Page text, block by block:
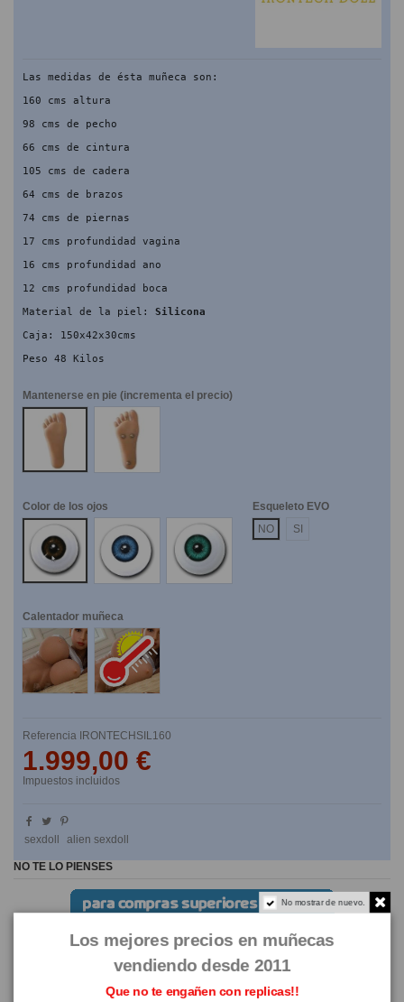
Las medidas de ésta muñeca son:
160 cms altura
98 cms de pecho
66 cms de cintura
105 cms de cadera
64 cms de brazos
74 cms de piernas
17 cms profundidad vagina
16 cms profundidad ano
12 cms profundidad boca
Material de la piel: Silicona
Caja: 150x42x30cms
Peso 48 Kilos
Mantenerse en pie (incrementa el precio)
NO
SI
Color de los ojos
Marrones
Azules Verdes
Esqueleto EVO
NO
SI
Calentador muñeca
No
Si
Referencia IRONTECHSIL160
1.999,00 €
Impuestos incluidos
sexdoll alien sexdoll
NO TE LO PIENSES
No mostrar de nuevo.
Los mejores precios en muñecas
vendiendo desde 2011
Que no te engañen con replicas!!